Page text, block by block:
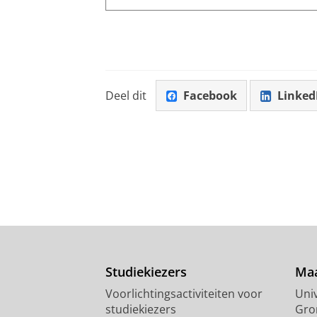
Deel dit Facebook
Studiekiezers
Voorlichtingsactiviteiten voor
studiekiezers